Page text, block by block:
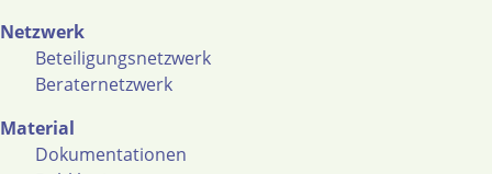
Netzwerk
Beteiligungsnetzwerk
Beraternetzwerk
Material
Dokumentationen